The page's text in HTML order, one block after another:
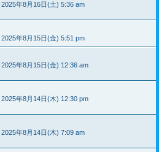
2025年8月16日(土) 5:36 am
2025年8月15日(金) 5:51 pm
2025年8月15日(金) 12:36 am
2025年8月14日(木) 12:30 pm
2025年8月14日(木) 7:09 am